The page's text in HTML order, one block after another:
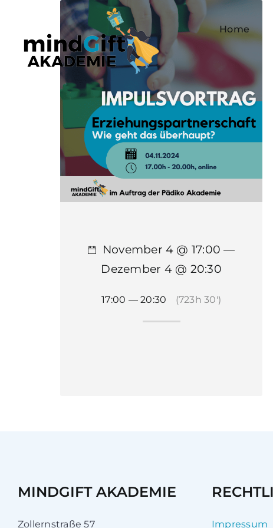
springen
Home
November 4 @ 17:00 —
Dezember 4 @ 20:30
17:00 — 20:30 (723h 30′)
MINDGIFT AKADEMIE
Zollernstraße 57 Impressum